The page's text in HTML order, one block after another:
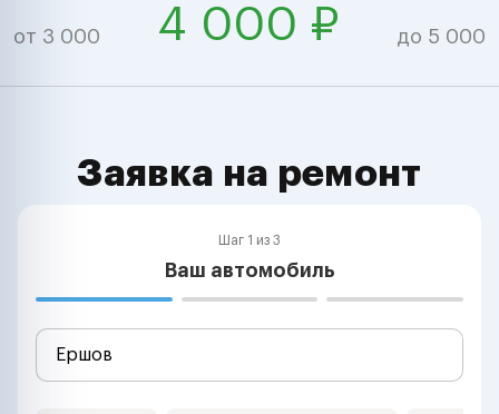
от 3 000 4 000 ₽ до 5 000
Заявка на ремонт
Шаг 1 из 3
Ваш автомобиль